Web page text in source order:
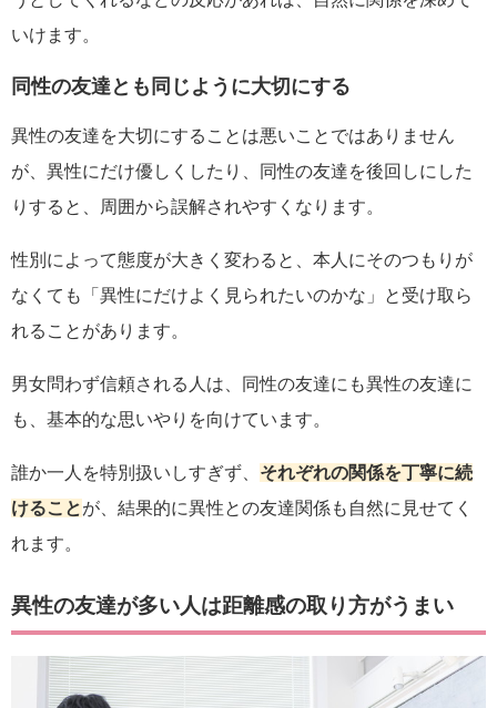
いけます。
同性の友達とも同じように大切にする
異性の友達を大切にすることは悪いことではありません
が、異性にだけ優しくしたり、同性の友達を後回しにした
りすると、周囲から誤解されやすくなります。
性別によって態度が大きく変わると、本人にそのつもりが
なくても「異性にだけよく見られたいのかな」と受け取ら
れることがあります。
男女問わず信頼される人は、同性の友達にも異性の友達に
も、基本的な思いやりを向けています。
誰か一人を特別扱いしすぎず、 それぞれの関係を丁寧に続
けることが、結果的に異性との友達関係も自然に見せてく
れます。
異性の友達が多い人は距離感の取り方がうまい